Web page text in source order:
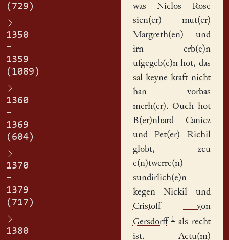
(729)
1350
–
1359
(1089)
1360
–
1369
(604)
1370
–
1379
(717)
1380
was Niclos Rose
sien(er) mut(er)
Margreth(en) und
irn erb(e)n
ufgegeb(e)n hot, das
sal keyne kraftnicht
han vorbas
merh(er). Ouch hot
B(er)nhard Canicz
und Pet(er) Richil
globt, zcu
e(n)twerre(n)
sundirlich(e)n
kegenNickil und
Cristoff von
Gersdorff 1als recht
ist. Actu(m)